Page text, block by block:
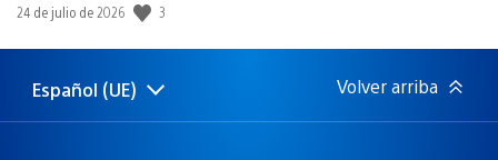
Fecha
publicación:
24 de julio de 2026 3
Selecciona
Región
Español (UE) Volver arriba